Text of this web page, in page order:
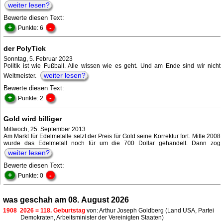
weiter lesen?
Bewerte diesen Text:
+ Punkte: 6 -
der PolyTick
Sonntag, 5. Februar 2023
Politik ist wie Fußball. Alle wissen wie es geht. Und am Ende sind wir nicht
Weltmeister.
weiter lesen?
Bewerte diesen Text:
+ Punkte: 2 -
Gold wird billiger
Mittwoch, 25. September 2013
Am Markt für Edelmetalle setzt der Preis für Gold seine Korrektur fort. Mitte 2008
wurde das Edelmetall noch für um die 700 Dollar gehandelt. Dann zog
weiter lesen?
Bewerte diesen Text:
+ Punkte: 0 -
was geschah am 08. August 2026
1908 2026 = 118. Geburtstag von: Arthur Joseph Goldberg (Land USA, Partei
Demokraten, Arbeitsminister der Vereinigten Staaten)